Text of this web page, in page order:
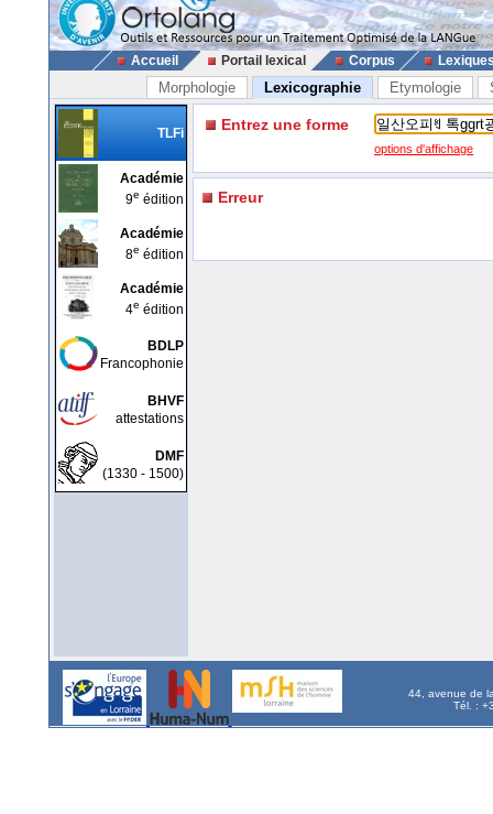
Accueil Portail lexical Corpus
Morphologie Lexicographie Etymologie
TLFi
Académie
9e édition
Académie
8e édition
Académie
4e édition
BDLP
Francophonie
BHVF
attestations
DMF
(1330 - 1500)
Entrez une forme
options d'affichage
Erreur
44, avenue de
Tél. :